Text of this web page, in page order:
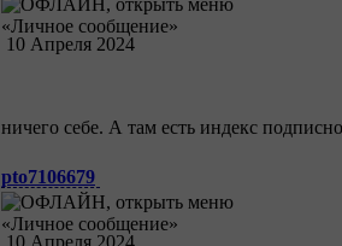
10 Апреля 2024
ничего себе. А там есть индекс
pto7106679